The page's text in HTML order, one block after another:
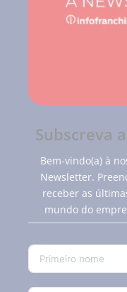
Subscreva
Bem-vindo(a) à
Newsletter.
receber as
mundo do